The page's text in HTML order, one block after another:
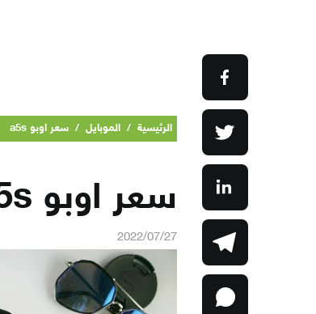
الرئيسية / الموبايل / سعر اوبو a5s
سعر اوبو a5s
2022/07/27